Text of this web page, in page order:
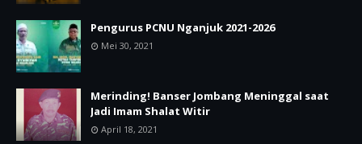
Pengurus PCNU Nganjuk 2021-2026
Mei 30, 2021
Merinding! Banser Jombang Meninggal saat
Jadi Imam Shalat Witir
April 18, 2021